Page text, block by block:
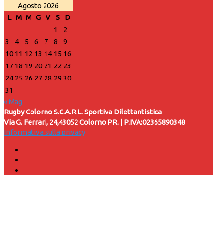
Agosto 2026
L M M G V S
D
1
2
3
4 5 6 7 8
9
10 11 12 13 14 15 16
17 18 19 20 21 22 23
24 25 26 27 28 29 30
31
« Mag
Rugby Colorno S.C.A.R.L. Sportiva Dilettantistica
Via G. Ferrari, 24,43052 Colorno PR. | P.IVA:02365890348
Informativa sulla privacy